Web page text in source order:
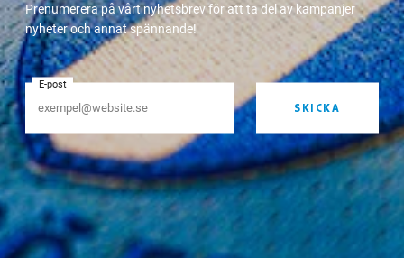
Prenumerera på vårt nyhetsbrev för att ta del av kampanjer
nyheter och annat spännande!
E-post
SKICKA